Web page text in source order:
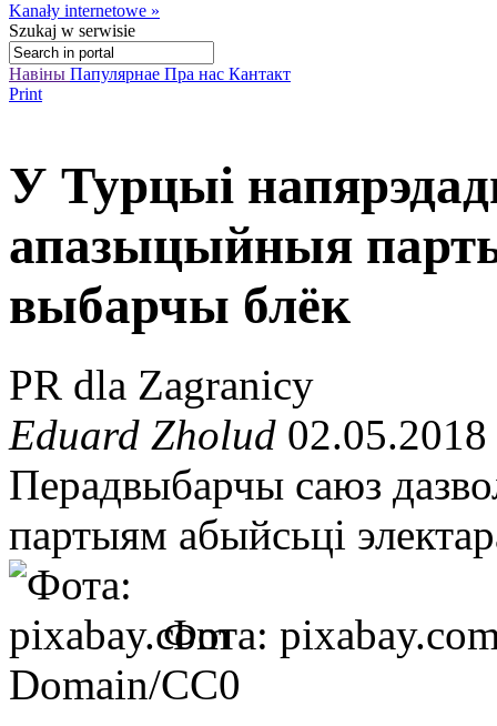
Kanały internetowe »
Szukaj w serwisie
Навіны Папулярнае Пра нас Кантакт
Print
У Турцыі
апазыцыйныя
выбарчы блёк
PR dla Zagranicy
Eduard Zholud
Перадвыбарчы саюз
партыям абыйсьці
Фота:
Domain/CC0